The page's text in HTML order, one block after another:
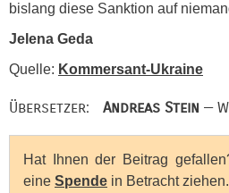
bislang diese Sanktion auf
Jelena Geda
Quelle: Kommersant-Ukraine
Übersetzer: Andreas Stein —
Hat Ihnen der Beitrag
eine Spende in Betracht ziehen.